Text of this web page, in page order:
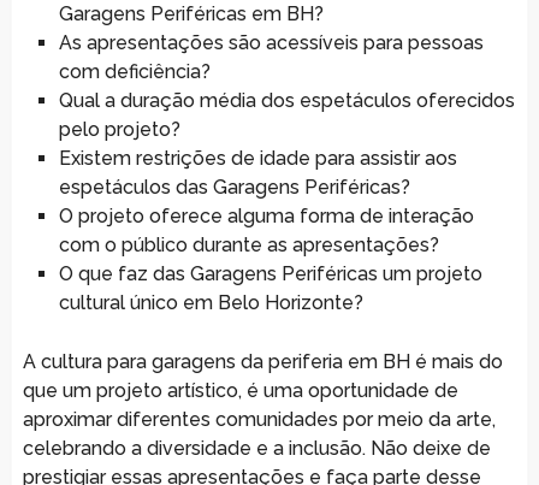
Garagens Periféricas em BH?
As apresentações são acessíveis para pessoas
com deficiência?
Qual a duração média dos espetáculos oferecidos
pelo projeto?
Existem restrições de idade para assistir aos
espetáculos das Garagens Periféricas?
O projeto oferece alguma forma de interação
com o público durante as apresentações?
O que faz das Garagens Periféricas um projeto
cultural único em Belo Horizonte?
A cultura para garagens da periferia em BH é mais do
que um projeto artístico, é uma oportunidade de
aproximar diferentes comunidades por meio da arte,
celebrando a diversidade e a inclusão. Não deixe de
prestigiar essas apresentações e faça parte desse